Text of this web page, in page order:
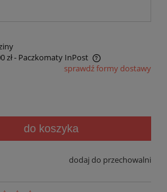
zł- Paczkomaty InPost
kosztów płatności
sprawdź formy dostawy
do koszyka
dodaj do przechowalni